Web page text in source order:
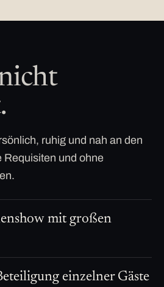
ruhig und nah an den
und ohne
mit großen
einzelner Gäste